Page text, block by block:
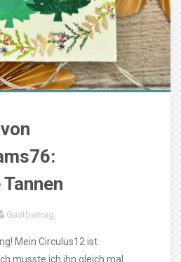
Gastbeitrag
Mein Circulus12 ist
musste ich ihn gleich mal